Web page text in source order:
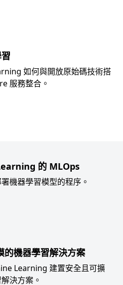
如何與開放原始碼技術搭
服務整合。
的 MLOps
機器學習模型的程序。
的機器學習解決方案
Learning 建置安全且可擴
決方案。